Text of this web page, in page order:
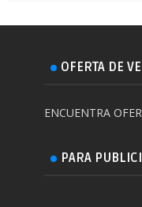
OFERTA DE
ENCUENTRA
PARA